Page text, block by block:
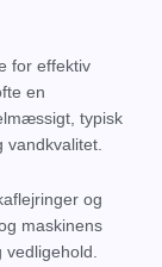
for effektiv
en
typisk
og
maskinens